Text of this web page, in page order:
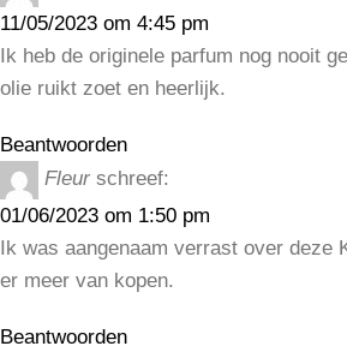
11/05/2023 om 4:45 pm
Ik heb de originele parfum nog nooit
olie ruikt zoet en heerlijk.
Beantwoorden
Fleur schreef:
01/06/2023 om 1:50 pm
Ik was aangenaam verrast over deze
er meer van kopen.
Beantwoorden